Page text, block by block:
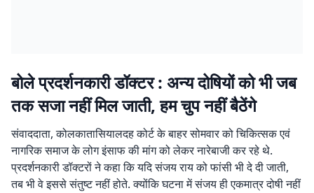
बोले प्रदर्शनकारी डॉक्टर : अन्य दोषियों को भी जब
तक सजा नहीं मिल जाती, हम चुप नहीं बैठेंगे
संवाददाता, कोलकातासियालदह कोर्ट के बाहर सोमवार को चिकित्सक एवं
नागरिक समाज के लोग इंसाफ की मांग को लेकर नारेबाजी कर रहे थे.
प्रदर्शनकारी डॉक्टरों ने कहा कि यदि संजय राय को फांसी भी दे दी जाती,
तब भी वे इससे संतुष्ट नहीं होते. क्योंकि घटना में संजय ही एकमात्र दोषी नहीं